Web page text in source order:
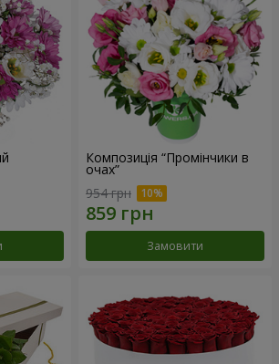
Композиція “Промінчики в
очах”
954 грн
Замовити